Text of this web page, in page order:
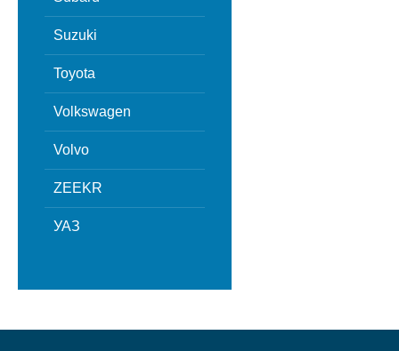
Suzuki
Toyota
Volkswagen
Volvo
ZEEKR
УАЗ